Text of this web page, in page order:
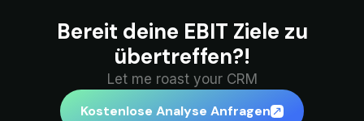
Bereit deine EBIT Ziele zu
übertreffen?!
Let me roast your CRM
Kostenlose Analyse Anfragen